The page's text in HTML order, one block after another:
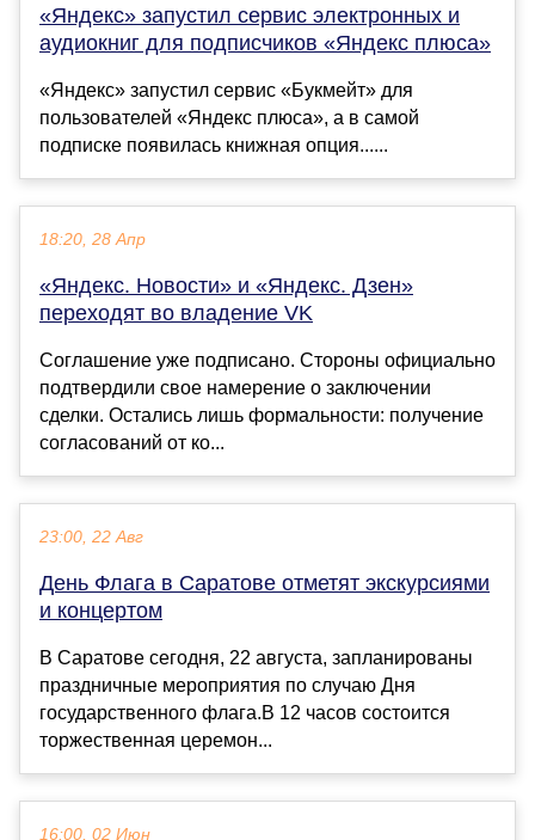
«Яндекс» запустил сервис электронных и
аудиокниг для подписчиков «Яндекс плюса»
«Яндекс» запустил сервис «Букмейт» для
пользователей «Яндекс плюса», а в самой
подписке появилась книжная опция......
18:20, 28 Апр
«Яндекс. Новости» и «Яндекс. Дзен»
переходят во владение VK
Соглашение уже подписано. Стороны официально
подтвердили свое намерение о заключении
сделки. Остались лишь формальности: получение
согласований от ко...
23:00, 22 Авг
День Флага в Саратове отметят экскурсиями
и концертом
В Саратове сегодня, 22 августа, запланированы
праздничные мероприятия по случаю Дня
государственного флага.В 12 часов состоится
торжественная церемон...
16:00, 02 Июн